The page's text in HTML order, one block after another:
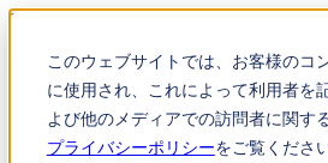
このウェブサイトでは、お客様のコ
に使用され、これによって利用者を
よび他のメディアでの訪問者に関す
プライバシーポリシーをご覧ください